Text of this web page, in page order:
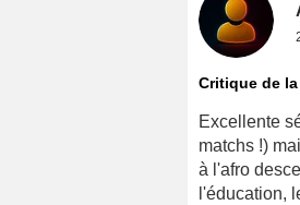
Critique de
Excellente
matchs !)
à l'afro
l'éducation,